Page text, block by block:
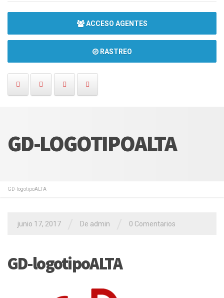
ACCESO AGENTES
RASTREO
GD-LOGOTIPOALTA
GD-logotipoALTA
junio 17, 2017 De admin 0 Comentarios
GD-logotipoALTA